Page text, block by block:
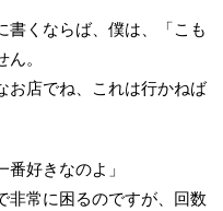
書くならば、僕は、「こも
。
お店でね、これは行かねば
好きなのよ」
非常に困るのですが、回数